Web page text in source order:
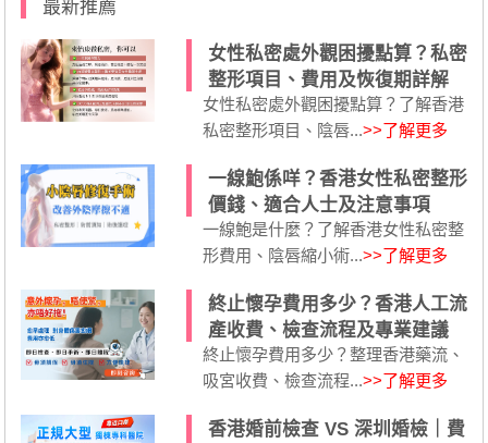
最新推薦
女性私密處外觀困擾點算？私密
整形項目、費用及恢復期詳解
女性私密處外觀困擾點算？了解香港
私密整形項目、陰唇...>>了解更多
一線鮑係咩？香港女性私密整形
價錢、適合人士及注意事項
一線鮑是什麼？了解香港女性私密整
形費用、陰唇縮小術...>>了解更多
終止懷孕費用多少？香港人工流
產收費、檢查流程及專業建議
終止懷孕費用多少？整理香港藥流、
吸宮收費、檢查流程...>>了解更多
香港婚前檢查 VS 深圳婚檢｜費